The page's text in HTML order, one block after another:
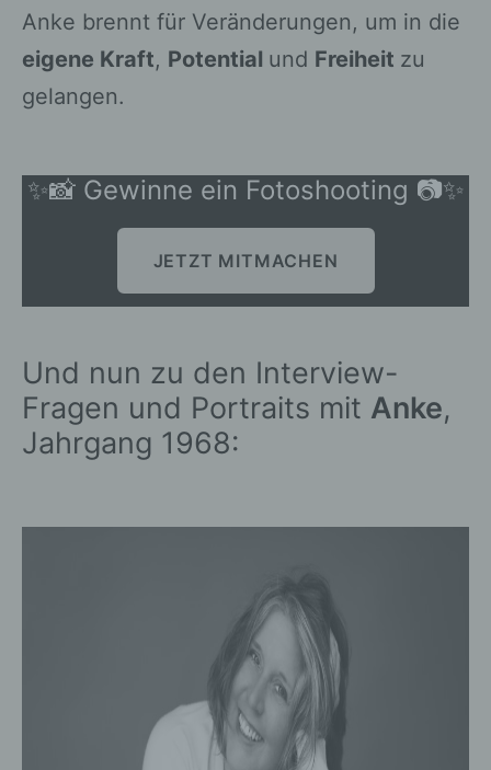
Anke brennt für Veränderungen, um in die
eigene Kraft, Potential und Freiheit zu
gelangen.
✨📸 Gewinne ein Fotoshooting 📷✨
JETZT MITMACHEN
Und nun zu den Interview-
Fragen und Portraits mit Anke,
Jahrgang 1968: